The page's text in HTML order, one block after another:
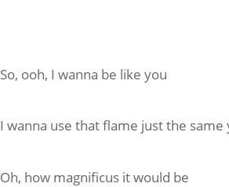
So, ooh, I wanna be like you
I wanna use that flame just the same
Oh, how magnificus it would be